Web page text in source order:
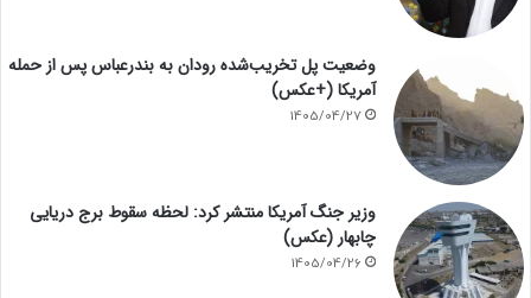
وضعیت پل تخریب‌شده رودان به بندرعباس پس از حمله
آمریکا (+عکس)
1405/04/27
وزیر جنگ آمریکا منتشر کرد: لحظه سقوط برج دریایی
چابهار (عکس)
1405/04/26